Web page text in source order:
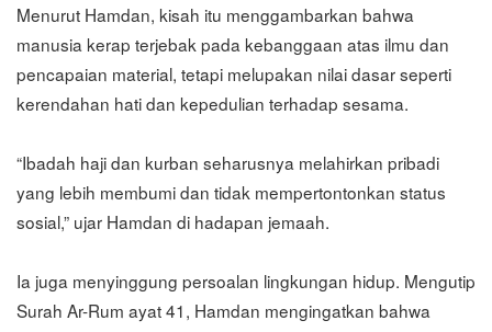
Menurut Hamdan, kisah itu menggambarkan bahwa
manusia kerap terjebak pada kebanggaan atas ilmu dan
pencapaian material, tetapi melupakan nilai dasar seperti
kerendahan hati dan kepedulian terhadap sesama.
“Ibadah haji dan kurban seharusnya melahirkan pribadi
yang lebih membumi dan tidak mempertontonkan status
sosial,” ujar Hamdan di hadapan jemaah.
Ia juga menyinggung persoalan lingkungan hidup. Mengutip
Surah Ar-Rum ayat 41, Hamdan mengingatkan bahwa